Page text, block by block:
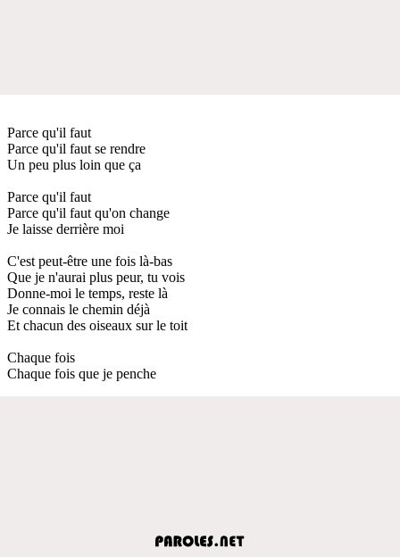
Parce qu'il faut
Parce qu'il faut se rendre
Un peu plus loin que ça
Parce qu'il faut
Parce qu'il faut qu'on change
Je laisse derrière moi
C'est peut-être une fois là-bas
Que je n'aurai plus peur, tu vois
Donne-moi le temps, reste là
Je connais le chemin déjà
Et chacun des oiseaux sur le toit
Chaque fois
Chaque fois que je penche